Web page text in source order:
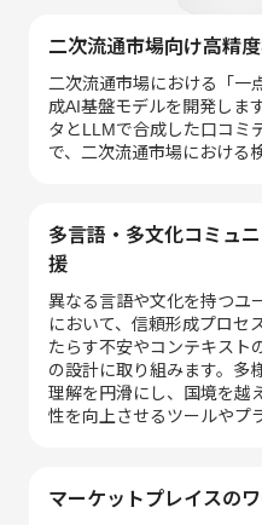
二次流通市場向け高精
二次流通市場における「一
成AI基盤モデルを開発しま
タとLLMで合成した口コミ
で、二次流通市場における
多言語・多文化コミュ
援
異なる言語や文化を持つユ
において、信頼形成プロセ
たらす不安やコンテキスト
の設計に取り組みます。多
理解を円滑にし、国境を越
性を向上させるツールやプ
マーケットプレイスの